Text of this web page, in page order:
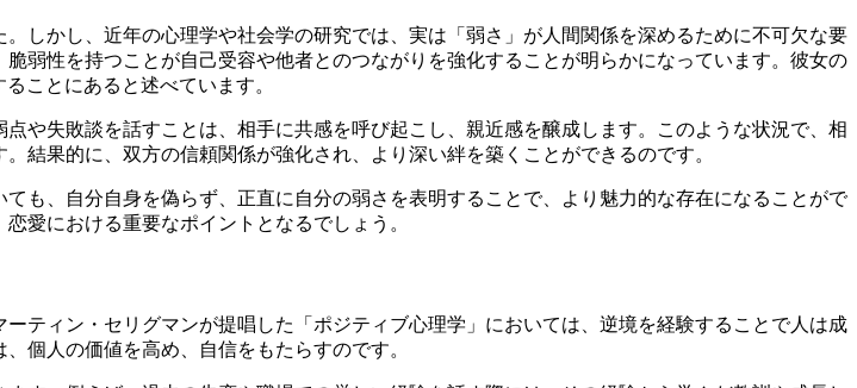
しかし、近年の心理学や社会学の研究では、実は「弱さ」が人間関係を深めるために不可欠な要
弱性を持つことが自己受容や他者とのつながりを強化することが明らかになっています。彼女の
ことにあると述べています。
や失敗談を話すことは、相手に共感を呼び起こし、親近感を醸成します。このような状況で、相
結果的に、双方の信頼関係が強化され、より深い絆を築くことができるのです。
も、自分自身を偽らず、正直に自分の弱さを表明することで、より魅力的な存在になることがで
愛における重要なポイントとなるでしょう。
ティン・セリグマンが提唱した「ポジティブ心理学」においては、逆境を経験することで人は成
個人の価値を高め、自信をもたらすのです。